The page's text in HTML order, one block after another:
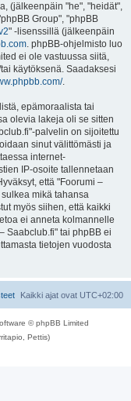
(jälkeenpäin "he", "heidät",
Group", "phpBB
" -lisenssillä (jälkeenpäin
. phpBB-ohjelmisto luo
ei ole vastuussa siitä,
käytöksenä. Saadaksesi
.
epämoraalista tai
olevia lakeja oli se sitten
palvelin on sijoitettu
sinut välittömästi ja
internet-
IP-osoite tallennetaan
että "Foorumi –
mikä tahansa
myös siihen, että kaikki
ei anneta kolmannelle
Saabclub.fi" tai phpBB ei
tietojen vuodosta
Kaikki ajat ovat UTC+02:00
© phpBB Limited
Pettis)